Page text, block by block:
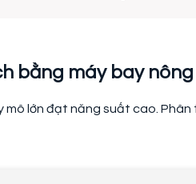
bằng máy bay
mô lớn đạt năng suất cao.